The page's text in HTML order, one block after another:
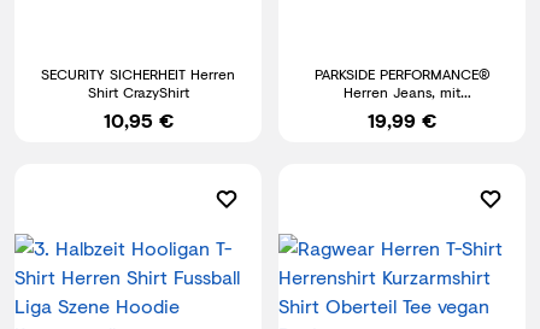
SECURITY SICHERHEIT Herren
Shirt CrazyShirt
10,95 €
PARKSIDE PERFORMANCE®
Herren Jeans, mit
Knieverstärkung
19,99 €